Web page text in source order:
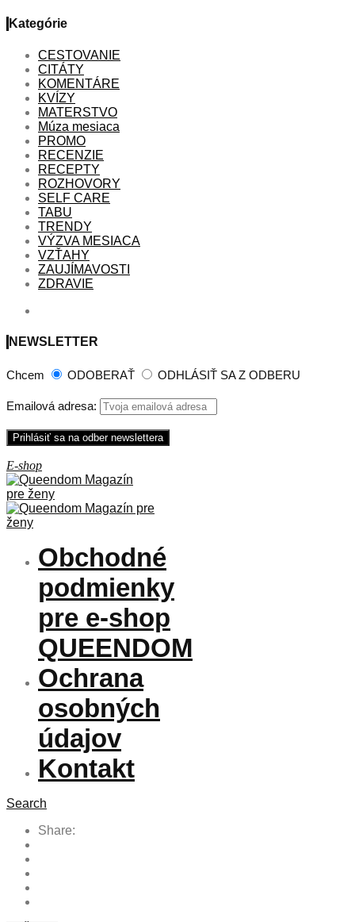
Kategórie
CESTOVANIE
CITÁTY
KOMENTÁRE
KVÍZY
MATERSTVO
Múza mesiaca
PROMO
RECENZIE
RECEPTY
ROZHOVORY
SELF CARE
TABU
TRENDY
VÝZVA MESIACA
VZŤAHY
ZAUJÍMAVOSTI
ZDRAVIE
NEWSLETTER
Chcem ODOBERAŤ ODHLÁSIŤ SA Z ODBERU
Emailová adresa:
Obchodné
podmienky
pre e-shop
QUEENDOM
Ochrana
osobných
údajov
Kontakt
Search
Share: